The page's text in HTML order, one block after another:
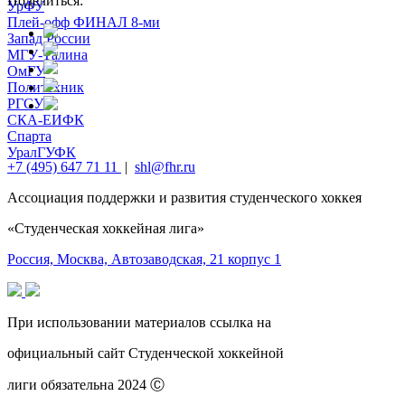
УрФУ
Плей-офф ФИНАЛ 8-ми
Запад России
МГУ-Талина
ОмГУ
Политехник
РГСУ
СКА-ЕИФК
Спарта
УралГУФК
+7 (495) 647 71 11 | shl@fhr.ru
Ассоциация поддержки и развития студенческого хоккея‎
«Студенческая хоккейная лига»
Россия, Москва, Автозаводская, 21 корпус 1
При использовании материалов ссылка на
официальный сайт Студенческой хоккейной‎
лиги обязательна 2024 Ⓒ